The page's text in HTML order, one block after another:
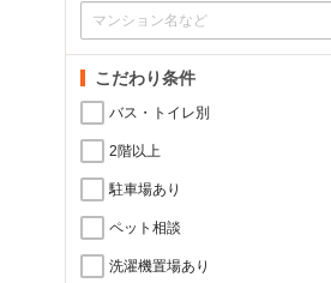
こだわり条件
バス・トイレ別
2階以上
駐車場あり
ペット相談
洗濯機置場あり